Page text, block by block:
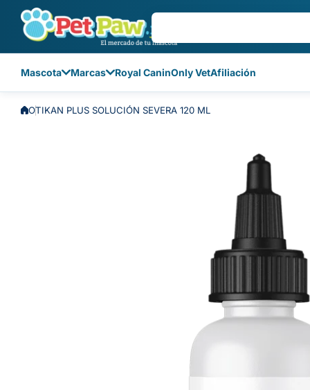
Saltar al contenido
Mascota Marcas Royal CaninOnly VetAfiliación
OTIKAN PLUS SOLUCIÓN SEVERA 120 ML